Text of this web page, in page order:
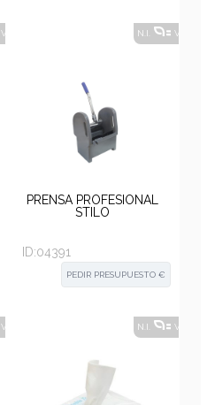
VER ALTERNATIVAS N.I. VER
PRENSA PROFESIONAL
STILO
ID:04391
PEDIR PRESUPUESTO €
VER ALTERNATIVAS N.I. VER